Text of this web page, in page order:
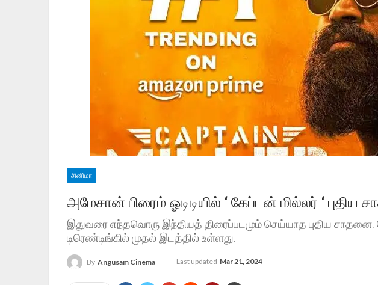
சினிமா
அமேசான் பிரைம் ஓடிடியில் ‘ கேப்டன் மில்லர் ‘ புதிய
இதுவரை எந்தவொரு இந்தியத் திரைப்படமும் செய்யாத புதிய
டிரெண்டிங்கில் முதல் இடத்தில் உள்ளது.
By Angusam Cinema Last updated Mar 21, 2024